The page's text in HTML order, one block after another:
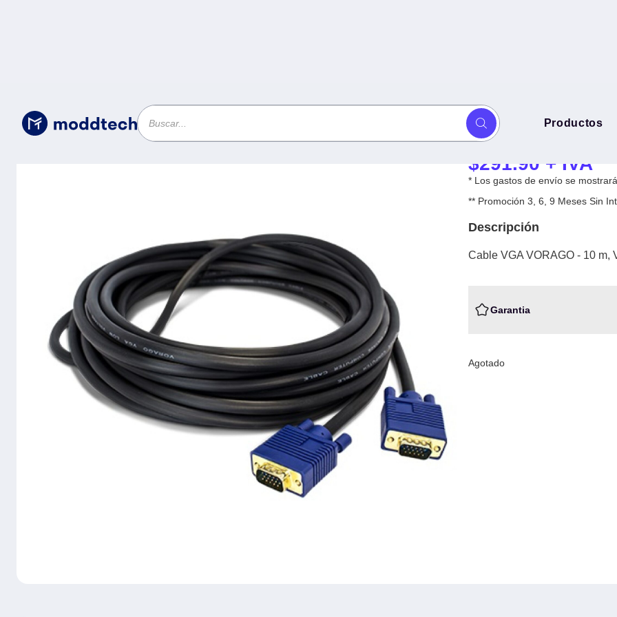
Productos
Cables/Cable VGA VORAGO - 10 m, VGA (D-Sub), VGA (D-Sub), Negro
Cable VGA
VGA (D-Sub),
$291.90 + IVA
* Los gastos de envío se
** Promoción 3, 6, 9 Meses Sin
Descripción
Cable VGA VORAGO - 10 m,
Garantia
Agotado